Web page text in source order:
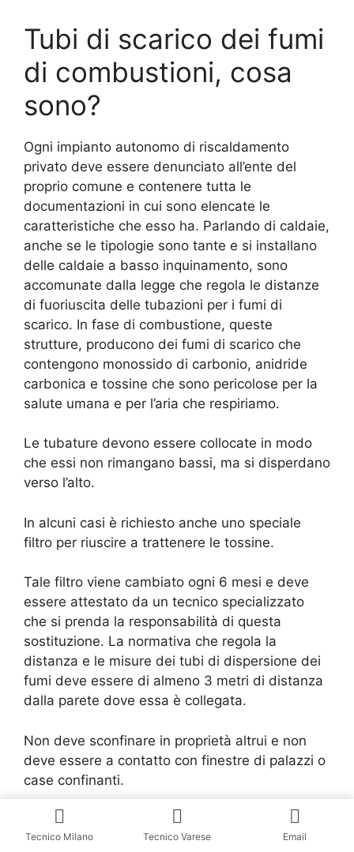
Tubi di scarico dei fumi
di combustioni, cosa
sono?
Ogni impianto autonomo di riscaldamento
privato deve essere denunciato all’ente del
proprio comune e contenere tutta le
documentazioni in cui sono elencate le
caratteristiche che esso ha. Parlando di caldaie,
anche se le tipologie sono tante e si installano
delle caldaie a basso inquinamento, sono
accomunate dalla legge che regola le distanze
di fuoriuscita delle tubazioni per i fumi di
scarico. In fase di combustione, queste
strutture, producono dei fumi di scarico che
contengono monossido di carbonio, anidride
carbonica e tossine che sono pericolose per la
salute umana e per l’aria che respiriamo.
Le tubature devono essere collocate in modo
che essi non rimangano bassi, ma si disperdano
verso l’alto.
In alcuni casi è richiesto anche uno speciale
filtro per riuscire a trattenere le tossine.
Tale filtro viene cambiato ogni 6 mesi e deve
essere attestato da un tecnico specializzato
che si prenda la responsabilità di questa
sostituzione. La normativa che regola la
distanza e le misure dei tubi di dispersione dei
fumi deve essere di almeno 3 metri di distanza
dalla parete dove essa è collegata.
Non deve sconfinare in proprietà altrui e non
deve essere a contatto con finestre di palazzi o
case confinanti.
Se non si possono rispettare tali direttive
occorre che il tecnico esegua un sopralluogo per
Tecnico Milano Tecnico Varese Email